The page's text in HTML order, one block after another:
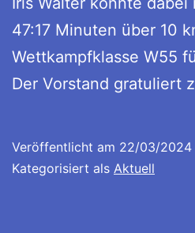
47:17 Minuten über 10
Wettkampfklasse W55
Der Vorstand gratuliert
Veröffentlicht am 22/03/2024
Kategorisiert als Aktuell